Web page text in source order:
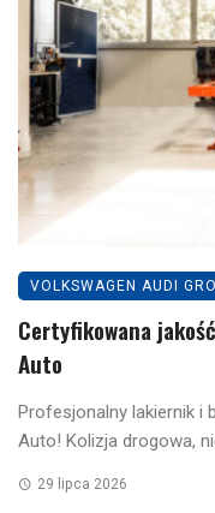
VOLKSWAGEN AUDI
Certyfikowana
Auto
Profesjonalny lakiernik i
Auto! Kolizja drogowa,
29 lipca 2026